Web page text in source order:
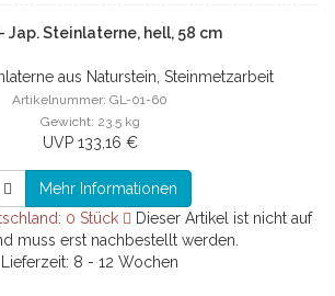
- Jap. Steinlaterne, hell, 58 cm
aus Naturstein, Steinmetzarbeit
Artikelnummer: GL-01-60
Gewicht: 23.5 kg
UVP 133,16 €
Mehr Informationen
0 Stück
Dieser Artikel ist nicht auf
muss erst nachbestellt werden.
Lieferzeit: 8 - 12 Wochen